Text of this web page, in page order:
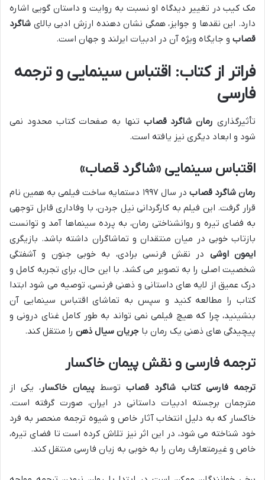
مک کیب در تغییر دیدگاه او نسبت به روایت و داستان گویی اشاره
دارد. این نقدها و جوایز، همگی نشان دهنده ارزش ادبی بالای شاگرد
قصاب و جایگاه ویژه آن در ادبیات ایرلند و جهان است.
فراتر از کتاب: اقتباس سینمایی و ترجمه
فارسی
تأثیرگذاری رمان شاگرد قصاب تنها به صفحات کتاب محدود نمی
شود و ابعاد دیگری نیز یافته است.
اقتباس سینمایی «شاگرد قصاب»
رمان شاگرد قصاب
در سال ۱۹۹۷ دستمایه ساخت فیلمی به همین نام
قرار گرفت. این فیلم به کارگردانی نیل جردن، با وفاداری قابل توجهی
به فضای تیره و روانشناختی رمان، به پرده سینماها آمد و توانست
بازتاب خوبی در میان منتقدان و تماشاگران داشته باشد. بازیگری
ایمون اوشی در نقش فرنسی برادی، به خوبی جنون و آشفتگی
شخصیت اصلی را به تصویر می کشد. با این حال، برای تجربه کامل و
درک عمیق از لایه های داستانی و ذهنی فرنسی، توصیه می شود ابتدا
کتاب را مطالعه کنید و سپس به تماشای اقتباس سینمایی آن
بنشینید، چرا که هیچ فیلمی نمی تواند به طور کامل غنای درونی و
پیچیدگی های ذهنی یک رمان با جریان سیال ذهن را منتقل کند.
ترجمه فارسی و نقش پیمان خاکسار
ترجمه فارسی کتاب شاگرد قصابتوسطپیمان خاکسار، یکی از
مترجمان برجسته ادبیات داستانی در ایران، صورت گرفته است.
خاکسار که به دلیل انتخاب آثار خاص و شیوه ترجمه منحصر به فرد
خود شناخته می شود، در این اثر نیز تلاش کرده است تا فضای تیره،
خاص و غیرمتعارف رمان را به خوبی به زبان فارسی منتقل کند.